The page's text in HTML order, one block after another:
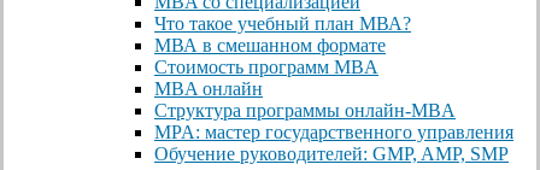
Что такое учебный план МВА?
МВА в смешанном формате
Стоимость программ MBA
MBA онлайн
Cтруктура программы онлайн-MBA
MPA: мастер государственного управления
Обучение руководителей: GMP, AMP, SMP